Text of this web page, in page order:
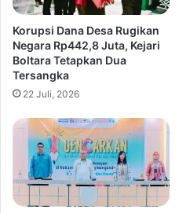
Korupsi Dana Desa Rugikan
Negara Rp442,8 Juta, Kejari
Boltara Tetapkan Dua
Tersangka
22 Juli, 2026